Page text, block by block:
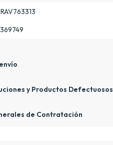
y Productos Defectuosos
de Contratación